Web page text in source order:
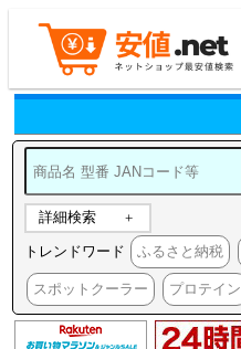
詳細検索
トレンドワード ふるさと納税
スポットクーラー プロテイン